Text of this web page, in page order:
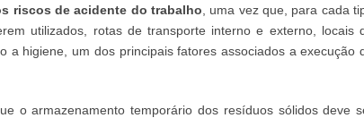
riscos de acidente do trabalho , uma vez que, para cada
utilizados, rotas de transporte interno e externo, locais
higiene, um dos principais fatores associados a execução
o armazenamento temporário dos resíduos sólidos deve